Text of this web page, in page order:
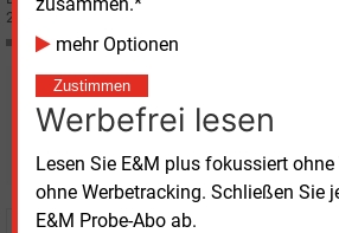
mehr Optionen
Zustimmen
Werbefrei lesen
Lesen Sie E&M plus fokussiert
ohne Werbetracking. Schließen Sie
E&M Probe-Abo ab.
2019 ihren Höhepunkt erreicht; davon geht der
Möchten Sie
weitere